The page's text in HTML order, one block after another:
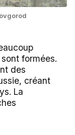
formées.
des
créant
La